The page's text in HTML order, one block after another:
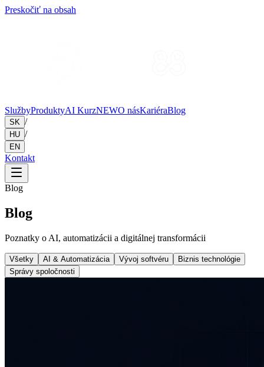
Preskočiť na obsah
SlužbyProduktyAI KurzNEWO násKariéraBlog
SK /
HU /
EN
Kontakt
Blog
Blog
Poznatky o AI, automatizácii a digitálnej transformácii
Všetky AI & Automatizácia Vývoj softvéru
Biznis technológie
Správy spoločnosti